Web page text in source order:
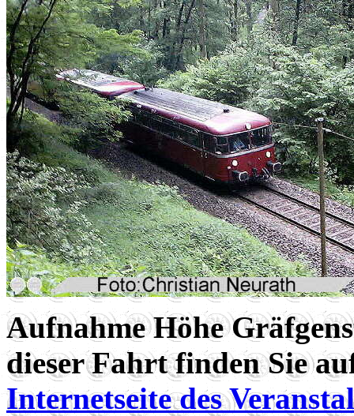
Aufnahme Höhe
dieser Fahrt finden Sie
Internetseite des